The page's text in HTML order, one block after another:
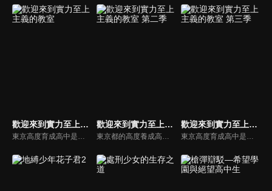
歡迎來到實力至上主義的教室
東京高度育成高中是一所標榜升學率、就業率百分之百的學校。然而作風與實力至上主義的招牌完全相反，完全放任學生自甘墮落，直到他們發現學校系統機制的真相，而被打入絕望的深淵…！最底層的D班聚集了一堆成績落後的學生，在絕望的困境中，這些少男少女最後找到的答案會是什麼呢？
歡迎來到實力至上主義的教室 第二季
東京都的高度養成高中，那是一所徹底標榜實力至上，號稱升學率、就業率百分之百的學校。然而，入學被分到1年D班的綾小路清隆，但學校的作風與實力至上主義的招牌完全相反，只發生與十萬圓現金等值的點數給學生，在課業或生活態度上，完全採取放任主義。班上的同學在夢幻般的高中生活中，過著不斷散財、自甘墮落的日子，但是，沒多久就發現學校系統機制的真相，而被打入絕望的深淵……！D班聚集了一堆成績落後的學生，這些少男少女最後找到的答案是什麼呢？是世界的矛盾嗎？還是正當的實力社會？
歡迎來到實力至上主義的教室 第三季
東京高度育成高中是一所標榜升學率、就業率百分之百的學校。然而作風與實力至上主義的招牌完全相反，完全放任學生自甘墮落，直到他們發現學校系統機制的真相，而被打入絕望的深淵…！最底層的D班聚集了一堆成績落後的學生，在絕望的困境中，這些少男少女最後找到的答案會是什麼呢？